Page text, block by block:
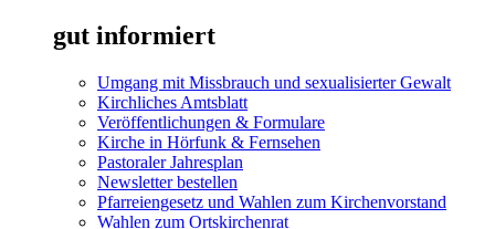
gut informiert
Umgang mit Missbrauch und sexualisierter Gewalt
Kirchliches Amtsblatt
Veröffentlichungen & Formulare
Kirche in Hörfunk & Fernsehen
Pastoraler Jahresplan
Newsletter bestellen
Pfarreiengesetz und Wahlen zum Kirchenvorstand
Wahlen zum Ortskirchenrat